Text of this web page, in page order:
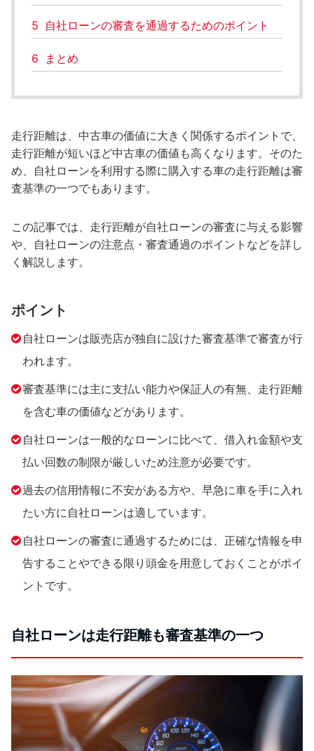
5 自社ローンの審査を通過するためのポイント
6 まとめ
走行距離は、中古車の価値に大きく関係するポイントで、
走行距離が短いほど中古車の価値も高くなります。そのた
め、自社ローンを利用する際に購入する車の走行距離は審
査基準の一つでもあります。
この記事では、走行距離が自社ローンの審査に与える影響
や、自社ローンの注意点・審査通過のポイントなどを詳し
く解説します。
ポイント
自社ローンは販売店が独自に設けた審査基準で審査が行
われます。
審査基準には主に支払い能力や保証人の有無、走行距離
を含む車の価値などがあります。
自社ローンは一般的なローンに比べて、借入れ金額や支
払い回数の制限が厳しいため注意が必要です。
過去の信用情報に不安がある方や、早急に車を手に入れ
たい方に自社ローンは適しています。
自社ローンの審査に通過するためには、正確な情報を申
告することやできる限り頭金を用意しておくことがポイ
ントです。
自社ローンは走行距離も審査基準の一つ